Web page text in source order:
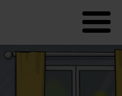
Polar Flow